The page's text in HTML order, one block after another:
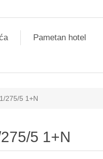
Pametan hotel
275/5 1+N
5 1+N